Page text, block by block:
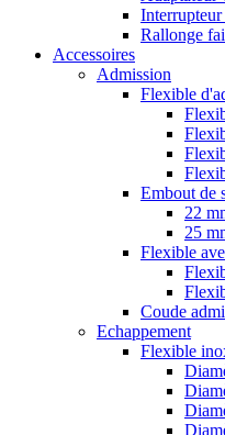
Rallonge
Accessoires
Admission
Flexible
Embout de
22
25
Flexible
Coude
Echappement
Flexible